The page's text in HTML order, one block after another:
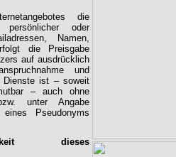
die
oder
Namen,
die Preisgabe
auf ausdrücklich
und
Dienste ist – soweit
– auch ohne
unter Angabe
Pseudonyms
dieses